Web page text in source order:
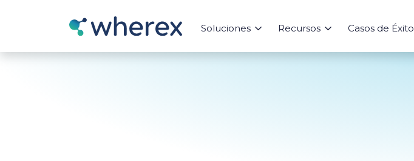
Soluciones Recursos Casos de Éxito